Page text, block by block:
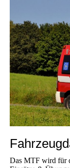
Das MTF wird für